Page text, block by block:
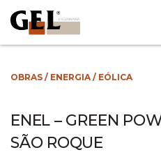
OBRAS / ENERGIA/ EÓLICA
ENEL – GREEN
SÃO ROQUE